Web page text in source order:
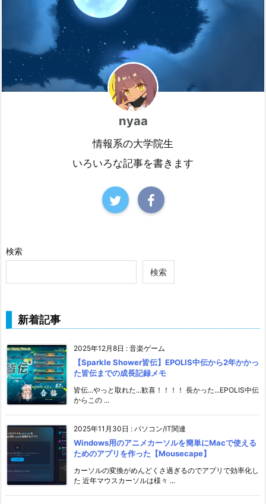
nyaa
情報系の大学院生
いろいろな記事を書きます
検索
検索
新着記事
2025年12月8日 : 音楽ゲーム
【Sparkle Shower皆伝】EPOLIS中伝から2年かかっ
た皆伝までの成長記録メモ
皆伝...やっと取れた...歓喜！！！！ 長かった...EPOLIS中伝
からこの ...
2025年11月30日 : パソコン/IT関連
Windows用のアニメカーソルを簡単にMacで使える
ためのアプリを作った【Mousecape】
カーソルの変換がめんどくさ過ぎるのでアプリで効率化し
た 近年マウスカーソルは様々 ...